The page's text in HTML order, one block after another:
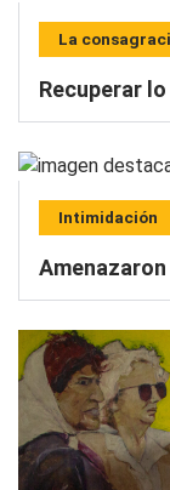
La
Recuperar
Intimidación